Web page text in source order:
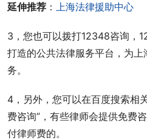
延伸推荐 ： 上海法律援助中心
3，您也可以拨打12348咨询，
打造的公共法律服务平台，为
务。
4，另外，您可以在百度搜索相
费咨询”，有些律师会提供免费
付律师费的。